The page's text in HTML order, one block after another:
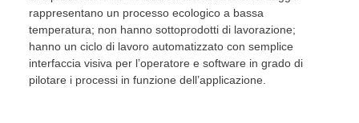
rappresentano un processo ecologico a bassa
temperatura; non hanno sottoprodotti di lavorazione;
hanno un ciclo di lavoro automatizzato con semplice
interfaccia visiva per l’operatore e software in grado di
pilotare i processi in funzione dell’applicazione.